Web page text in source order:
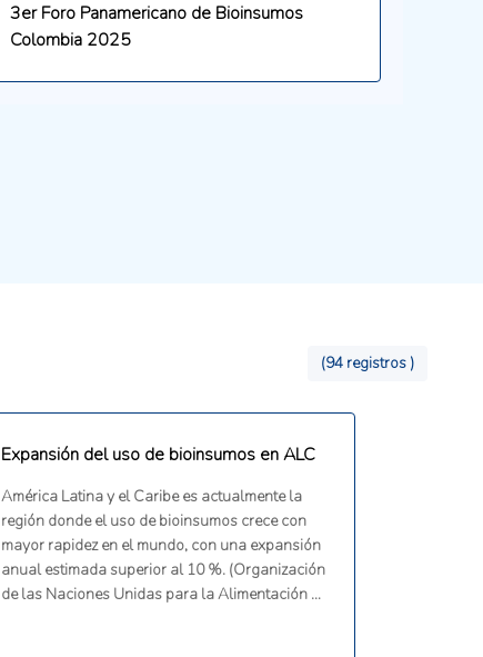
3er Foro Panamericano de Bioinsumos
Colombia 2025
(94 registros )
Expansión del uso de bioinsumos en ALC
América Latina y el Caribe es actualmente la
región donde el uso de bioinsumos crece con
mayor rapidez en el mundo, con una expansión
anual estimada superior al 10 %. (Organización
de las Naciones Unidas para la Alimentación y